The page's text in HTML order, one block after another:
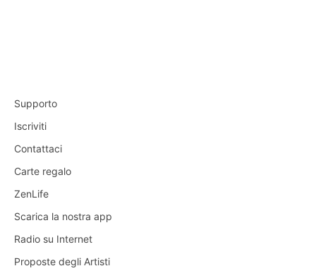
Supporto
Iscriviti
Contattaci
Carte regalo
ZenLife
Scarica la nostra app
Radio su Internet
Proposte degli Artisti